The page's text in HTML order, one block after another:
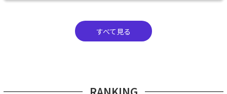
すべて見る